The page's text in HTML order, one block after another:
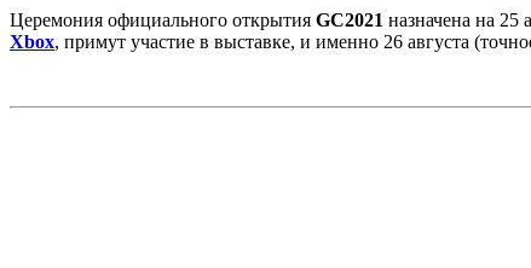
Церемония официального открытия GC2021 назначена на 25
Xbox, примут участие в выставке, и именно 26 августа